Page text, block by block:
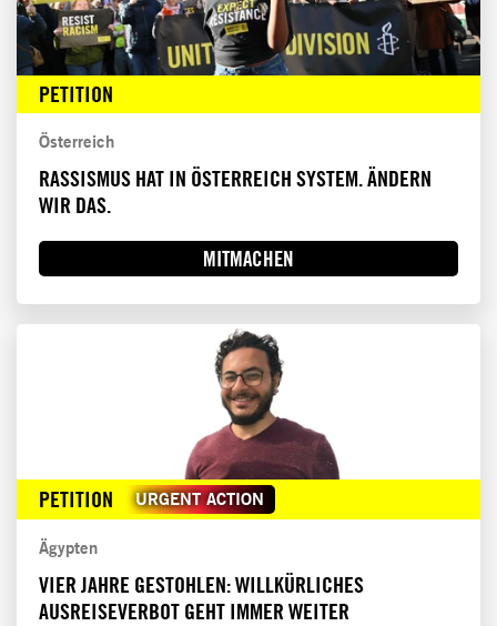
PETITION
Österreich
RASSISMUS HAT IN ÖSTERREICH SYSTEM. ÄNDERN
WIR DAS.
MITMACHEN
PETITION URGENT ACTION
Ägypten
VIER JAHRE GESTOHLEN: WILLKÜRLICHES
AUSREISEVERBOT GEHT IMMER WEITER